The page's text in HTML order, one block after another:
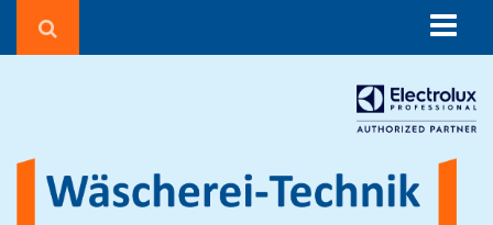
Wäschereien und Textilreinigungen